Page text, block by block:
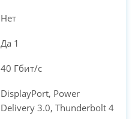
Нет
Да 1
40 Гбит/с
DisplayPort, Power
Delivery 3.0, Thunderbolt 4